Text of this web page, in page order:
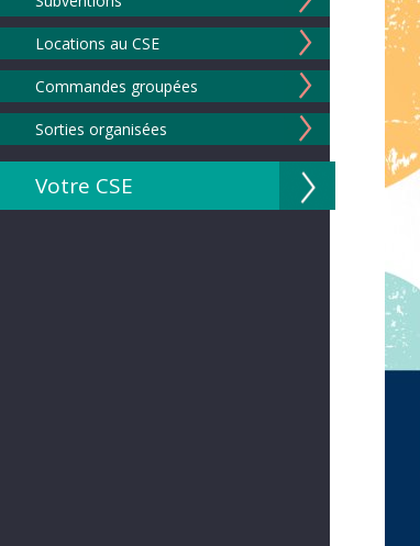
Locations au CSE
Commandes groupées
Sorties organisées
Votre CSE